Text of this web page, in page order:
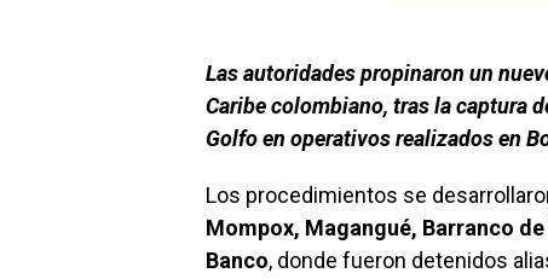
Las autoridades propinaron un
Caribe colombiano, tras la captura
Golfo en operativos realizados en
Los procedimientos se
Mompox, Magangué, Barranco
Banco, donde fueron detenidos